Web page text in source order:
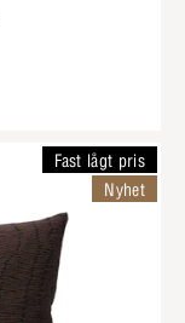
Fast lågt pris
Nyhet